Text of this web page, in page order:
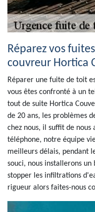
Réparez vos
couvreur Hortica
Réparer une fuite de toit
vous êtes confronté à un
tout de suite Hortica
de 20 ans, les problèmes
chez nous, il suffit de
téléphone, notre équipe
meilleurs délais, pendant
souci, nous installerons
stopper les infiltrations
rigueur alors faites-nous